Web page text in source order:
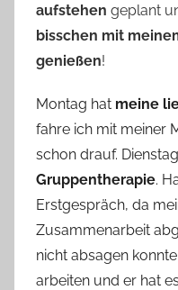
aufstehen geplant
bisschen mit
genießen!
Montag hat meine
fahre ich mit meiner
schon drauf.
Gruppentherapie.
Erstgespräch, da
Zusammenarbeit
nicht absagen
arbeiten und er hat